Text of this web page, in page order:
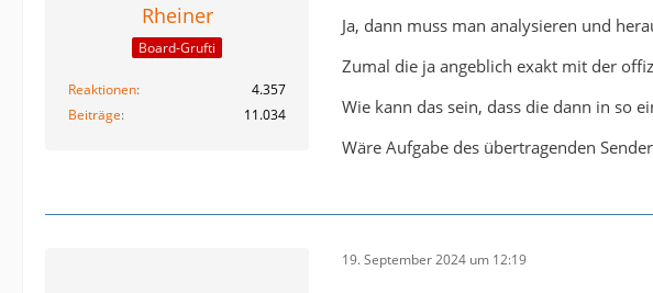
Rheiner
Board-Grufti
Reaktionen
4.357
Beiträge
11.034
Ja, dann muss man analysieren und
Zumal die ja angeblich exakt mit der
Wie kann das sein, dass die dann in so
Wäre Aufgabe des übertragenden
19. September 2024 um 12:19